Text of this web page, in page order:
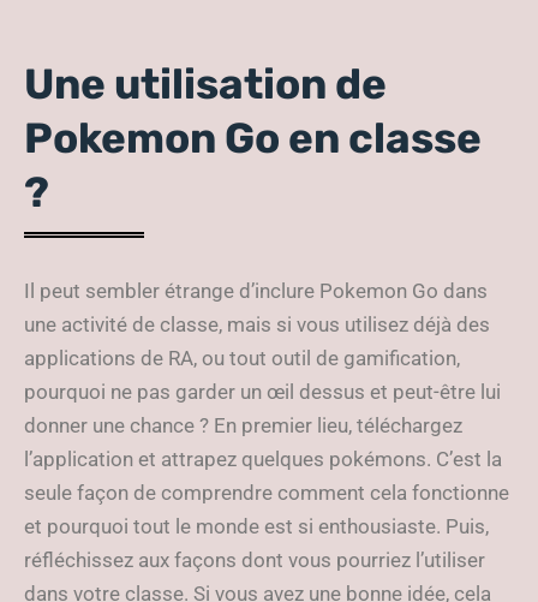
Une utilisation de
Pokemon Go en classe
?
Il peut sembler étrange d’inclure Pokemon Go dans
une activité de classe, mais si vous utilisez déjà des
applications de RA, ou tout outil de gamification,
pourquoi ne pas garder un œil dessus et peut-être lui
donner une chance ? En premier lieu, téléchargez
l’application et attrapez quelques pokémons. C’est la
seule façon de comprendre comment cela fonctionne
et pourquoi tout le monde est si enthousiaste. Puis,
réfléchissez aux façons dont vous pourriez l’utiliser
dans votre classe. Si vous avez une bonne idée, cela